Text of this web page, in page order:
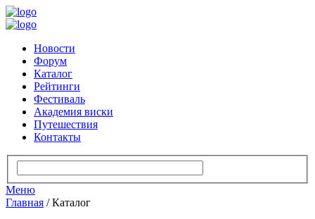
Новости
Форум
Каталог
Рейтинги
Фестиваль
Академия виски
Путешествия
Контакты
Меню
Главная /Каталог